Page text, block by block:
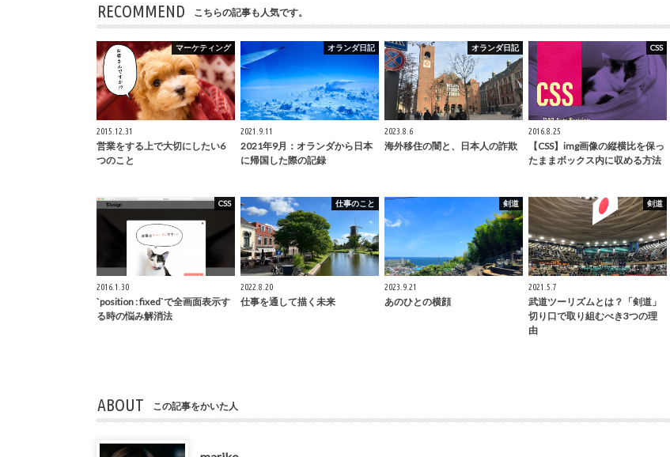
RECOMMEND こちらの記事も人気です。
マーケティング
2015.12.31
営業をする上で大切にしたい6
つのこと
オランダ日記
2021.9.11
2021年9月：オランダから日本
に帰国した際の記録
オランダ日記
2023.8.6
海外移住の闇と、日本人の詐欺
CSS
2016.8.25
【CSS】img画像の縦横比を保っ
たままボックス内に収める方法
CSS
2016.1.30
`position : fixed`で全画面表示す
る時の悩み解消法
仕事のこと
2022.8.20
仕事を通して描く未来
剣道
2023.9.21
あのひとの横顔
剣道
2021.5.7
武道ツーリズムとは？「剣道」
切り口で取り組むべき3つの理
由
ABOUT この記事をかいた人